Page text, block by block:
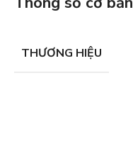
THƯƠNG HIỆU